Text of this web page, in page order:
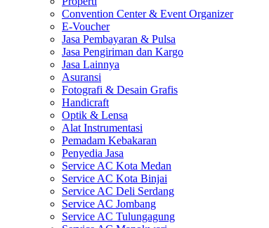
Convention Center & Event Organizer
E-Voucher
Jasa Pembayaran & Pulsa
Jasa Pengiriman dan Kargo
Jasa Lainnya
Asuransi
Fotografi & Desain Grafis
Handicraft
Optik & Lensa
Alat Instrumentasi
Pemadam Kebakaran
Penyedia Jasa
Service AC Kota Medan
Service AC Kota Binjai
Service AC Deli Serdang
Service AC Jombang
Service AC Tulungagung